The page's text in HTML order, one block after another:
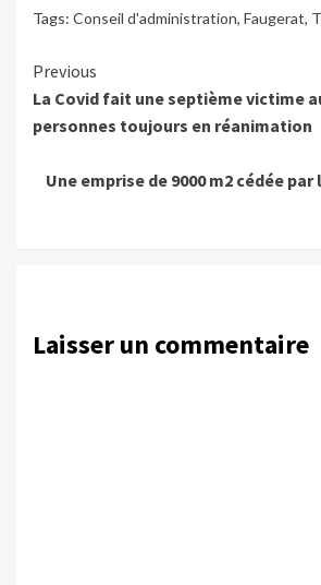
Tags: Conseil d'administration, Faugerat,
Continue
Reading
Previous
La Covid fait une septième victime
personnes toujours en réanimation
Une emprise de 9000 m2 cédée
Laisser un commentaire